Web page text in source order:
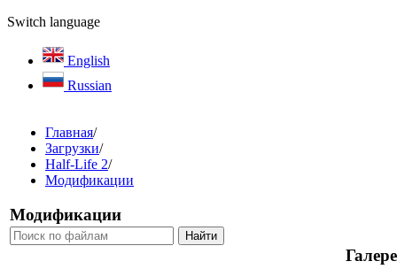
Switch language
English
Russian
Главная/
Загрузки/
Half-Life 2/
Модификации
Модификации